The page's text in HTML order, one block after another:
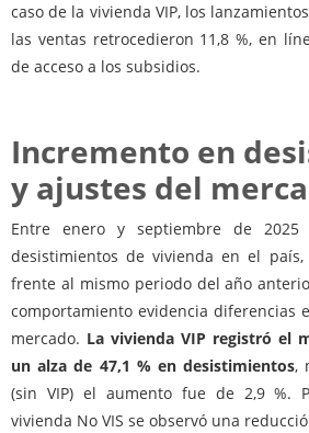
caso de la vivienda VIP, los
las ventas retrocedieron 11,8 %, en
de acceso a los subsidios.
Incremento en
y ajustes del
Entre enero y septiembre de 2025
desistimientos de vivienda en el
frente al mismo periodo del año
comportamiento evidencia diferencias
mercado. La vivienda VIP registró el
un alza de 47,1 % en desistimientos,
(sin VIP) el aumento fue de 2,9 %.
vivienda No VIS se observó una